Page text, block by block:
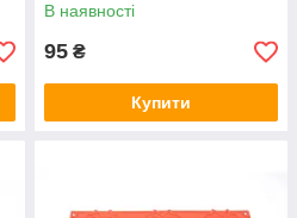
В наявності
95 ₴
Купити